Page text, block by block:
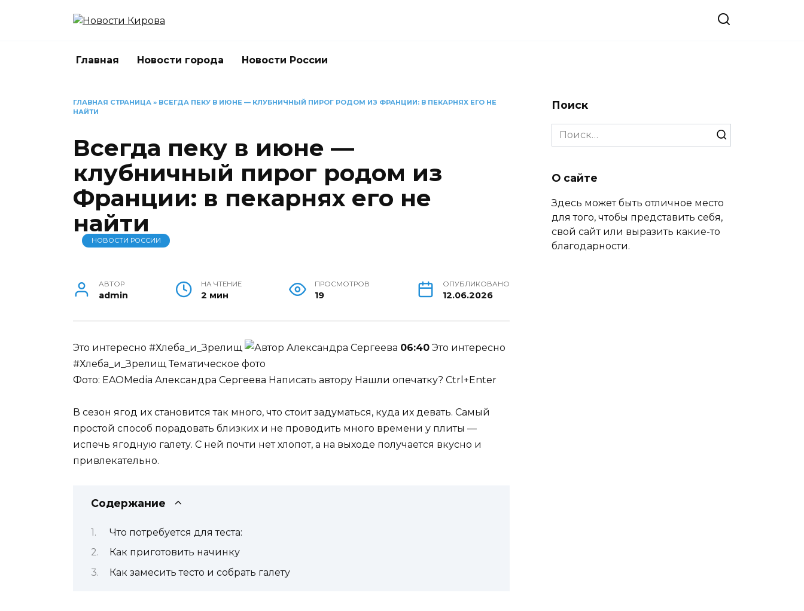
Главная Новости города Новости России
ГЛАВНАЯ СТРАНИЦА » ВСЕГДА ПЕКУ В ИЮНЕ — КЛУБНИЧНЫЙ ПИРОГ РОДОМ ИЗ ФРАНЦИИ: В ПЕКАРНЯХ ЕГО НЕ
НАЙТИ
Всегда пеку в июне —
клубничный пирог родом из
Франции: в пекарнях его не
найти
НОВОСТИ РОССИИ
АВТОР
admin
НА ЧТЕНИЕ
2 мин
ПРОСМОТРОВ
19
ОПУБЛИКОВАНО
12.06.2026
Это интересно #Хлеба_и_Зрелищ Александра Сергеева 06:40 Это интересно
#Хлеба_и_Зрелищ Тематическое фото
Фото: EAOMedia Александра Сергеева Написать автору Нашли опечатку? Ctrl+Enter
В сезон ягод их становится так много, что стоит задуматься, куда их девать. Самый
простой способ порадовать близких и не проводить много времени у плиты —
испечь ягодную галету. С ней почти нет хлопот, а на выходе получается вкусно и
привлекательно.
Содержание
Что потребуется для теста:
Как приготовить начинку
Как замесить тесто и собрать галету
Поиск
Search
for:
О сайте
Здесь может быть отличное место
для того, чтобы представить себя,
свой сайт или выразить какие-то
благодарности.